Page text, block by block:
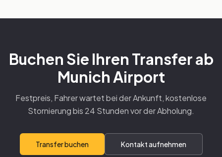
Buchen Sie Ihren Transfer ab
Munich Airport
Festpreis, Fahrer wartet bei der Ankunft, kostenlose
Stornierung bis 24 Stunden vor der Abholung.
Transfer buchen Kontakt aufnehmen